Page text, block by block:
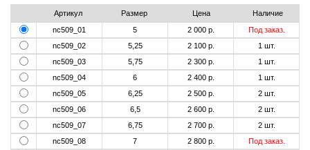
Артикул Размер Цена
Наличие
nc509_01
5 2 000 р.
Под заказ.
nc509_02
5,25 2 100 р. 1 шт.
nc509_03
5,75 2 300 р. 1 шт.
nc509_04
6 2 400 р. 1 шт.
nc509_05
6,25 2 500 р. 2 шт.
nc509_06
6,5 2 600 р. 2 шт.
nc509_07
6,75 2 700 р. 2 шт.
nc509_08
7 2 800 р.
Под заказ.